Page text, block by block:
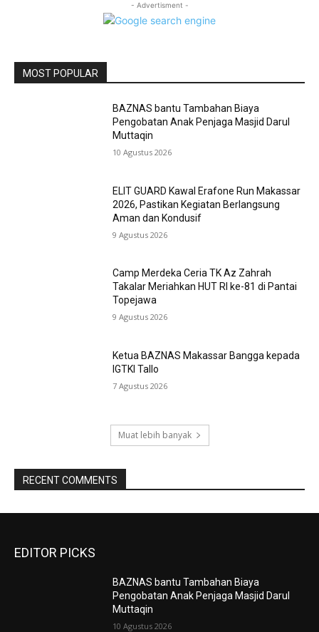
- Advertisment -
MOST POPULAR
BAZNAS bantu Tambahan Biaya
Pengobatan Anak Penjaga Masjid Darul
Muttaqin
10 Agustus 2026
ELIT GUARD Kawal Erafone Run Makassar
2026, Pastikan Kegiatan Berlangsung
Aman dan Kondusif
9 Agustus 2026
Camp Merdeka Ceria TK Az Zahrah
Takalar Meriahkan HUT RI ke-81 di Pantai
Topejawa
9 Agustus 2026
Ketua BAZNAS Makassar Bangga kepada
IGTKI Tallo
7 Agustus 2026
Muat lebih banyak
RECENT COMMENTS
EDITOR PICKS
BAZNAS bantu Tambahan Biaya
Pengobatan Anak Penjaga Masjid Darul
Muttaqin
10 Agustus 2026